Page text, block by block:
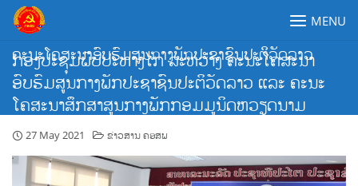
Skip
content
ຄະນະໂຄສະນາອົບຮົມສູນກາງພັກປະຊາຊົນປະຕິວັດລາວ
MENU
ກອງປະຊຸມພົບປະທາງໄກ ລະຫວ່າງ ຄະນະໂຄສະນາ
ອົບຮົມສູນກາງພັກປະຊາຊົນປະຕິວັດລາວ ແລະ ຄະນະ
ໂຄສະນາສຶກສາສູນກາງພັກກອມມູນິດຫວຽດນາມ
27 May 2021 ຂ່າວສານ ຄອສພ